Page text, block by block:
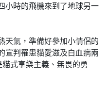
小時的飛機來到了地球另一
天氣，準備好參加小情侶的
宣判罹患貓愛滋及白血病兩
式享樂主義、無畏的勇